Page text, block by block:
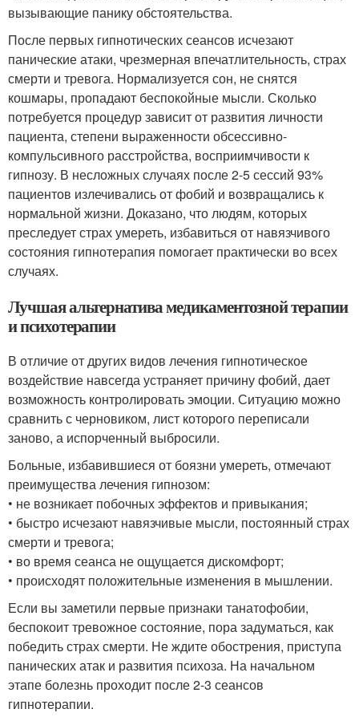
вызывающие панику обстоятельства.
После первых гипнотических сеансов исчезают
панические атаки, чрезмерная впечатлительность, страх
смерти и тревога. Нормализуется сон, не снятся
кошмары, пропадают беспокойные мысли. Сколько
потребуется процедур зависит от развития личности
пациента, степени выраженности обсессивно-
компульсивного расстройства, восприимчивости к
гипнозу. В несложных случаях после 2-5 сессий 93%
пациентов излечивались от фобий и возвращались к
нормальной жизни. Доказано, что людям, которых
преследует страх умереть, избавиться от навязчивого
состояния гипнотерапия помогает практически во всех
случаях.
Лучшая альтернатива медикаментозной терапии
и психотерапии
В отличие от других видов лечения гипнотическое
воздействие навсегда устраняет причину фобий, дает
возможность контролировать эмоции. Ситуацию можно
сравнить с черновиком, лист которого переписали
заново, а испорченный выбросили.
Больные, избавившиеся от боязни умереть, отмечают
преимущества лечения гипнозом:
• не возникает побочных эффектов и привыкания;
• быстро исчезают навязчивые мысли, постоянный страх
смерти и тревога;
• во время сеанса не ощущается дискомфорт;
• происходят положительные изменения в мышлении.
Если вы заметили первые признаки танатофобии,
беспокоит тревожное состояние, пора задуматься, как
победить страх смерти. Не ждите обострения, приступа
панических атак и развития психоза. На начальном
этапе болезнь проходит после 2-3 сеансов
гипнотерапии.